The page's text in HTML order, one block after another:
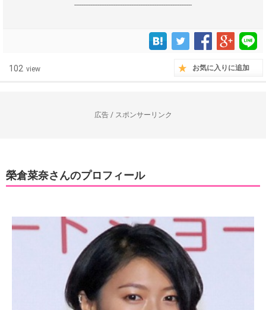
------------------------------------------------------------------
102 view お気に入りに追加
広告 / スポンサーリンク
榮倉菜奈さんのプロフィール